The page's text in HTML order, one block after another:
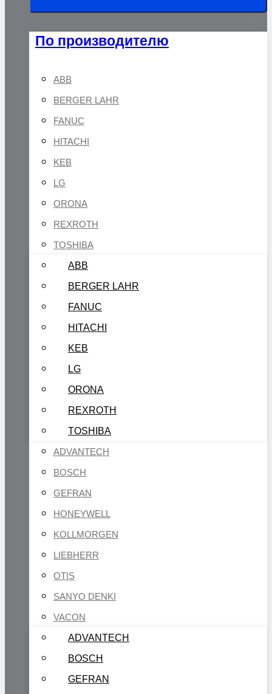
По производителю
ABB
BERGER LAHR
FANUC
HITACHI
KEB
LG
ORONA
REXROTH
TOSHIBA
ABB
BERGER LAHR
FANUC
HITACHI
KEB
LG
ORONA
REXROTH
TOSHIBA
ADVANTECH
BOSCH
GEFRAN
HONEYWELL
KOLLMORGEN
LIEBHERR
OTIS
SANYO DENKI
VACON
ADVANTECH
BOSCH
GEFRAN